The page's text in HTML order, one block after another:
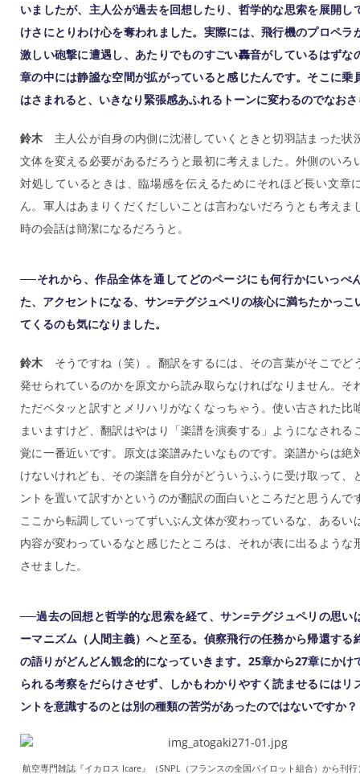
いましたが、主人公が過去を回想したり、哲学的な思索を展開し
けさにとりわけ心を奪われました。実際には、飛行機のプロペラ
激しい砲撃に遭遇し、あたりでものすごい轟音がしているはずな
章の中には静謐な空間が拡がっていると感じたんです。そこに乗
はさまれると、いきなり緊張感あふれるトーンに変わるのでなお
鈴木 主人公が自身の内側に沈潜していくときと切羽詰まった状
文体を変える必要があるだろうと最初に考えました。外側のいろ
対処しているときは、臨場感を伝えるためにそれほど長い文章
ん。軍人はあまりくだくだしいことは言わないだろうとも考えま
時の会話は簡潔になるだろうと。
──それから、作品全体を通してどのページにも何行かにいっぺ
た、アクセントになる、サン=テグジュペリの核心に満ちたかっこ
てくるのも気になりました。
鈴木 そうですね（笑）。翻訳をするには、その言葉がそこでど
発せられているのかを原文から読み取らなければなりません。そ
ただベタッと訳すとメリハリがなくなっちゃう。使い古された比
まいますけど、翻訳はやはり「楽譜を演奏する」ようになされる
覚に一番近いです。原文は楽譜みたいなものです。楽譜からは絶
けないけれども、その楽譜を自分がどういうふうに受け取って、
ントを置いて訳すかというのが翻訳の面白いところだと思うんで
ここから転調していってずいぶん文体が変わっているな、あるい
内容が変わっているなと感じたところは、それが表に出るような
させました。
──過去の回想と哲学的な思索を経て、サン=テグジュペリの思い
ーマニズム（人間主義）へと至る。偵察飛行の任務から帰還する
の語りがどんどん観念的になっていきます。25章から27章にかけ
られる考察をだらけさせず、しかもわかりやすく読ませるにはリ
ントを意識するのとは別の種類の苦労があったのではないですか？
航空専門雑誌『イカロス Icare』（SNPL（フランスの全国パイロット組合）から刊